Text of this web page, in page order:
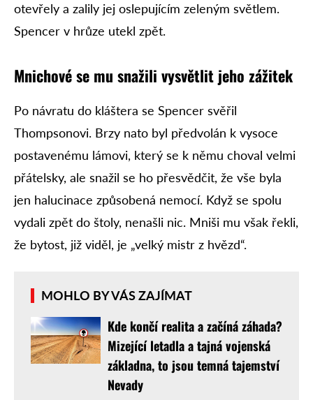
otevřely a zalily jej oslepujícím zeleným světlem.
Spencer v hrůze utekl zpět.
Mnichové se mu snažili vysvětlit jeho zážitek
Po návratu do kláštera se Spencer svěřil
Thompsonovi. Brzy nato byl předvolán k vysoce
postavenému lámovi, který se k němu choval velmi
přátelsky, ale snažil se ho přesvědčit, že vše byla
jen halucinace způsobená nemocí. Když se spolu
vydali zpět do štoly, nenašli nic. Mniši mu však řekli,
že bytost, již viděl, je „velký mistr z hvězd“.
MOHLO BY VÁS ZAJÍMAT
Kde končí realita a začíná záhada?
Mizející letadla a tajná vojenská
základna, to jsou temná tajemství
Nevady